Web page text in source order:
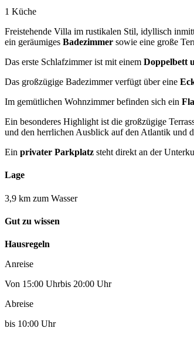
1 Küche
Freistehende Villa im rustikalen Stil, idyllisch
ein geräumiges Badezimmer sowie eine große
Das erste Schlafzimmer ist mit einem Doppelbett
Das großzügige Badezimmer verfügt über eine
Im gemütlichen Wohnzimmer befinden sich ein
Ein besonderes Highlight ist die großzügige
und den herrlichen Ausblick auf den Atlantik und
Ein privater Parkplatz steht direkt an der
Lage
3,9 km zum Wasser
Gut zu wissen
Hausregeln
Anreise
Von 15:00 Uhrbis 20:00 Uhr
Abreise
bis 10:00 Uhr